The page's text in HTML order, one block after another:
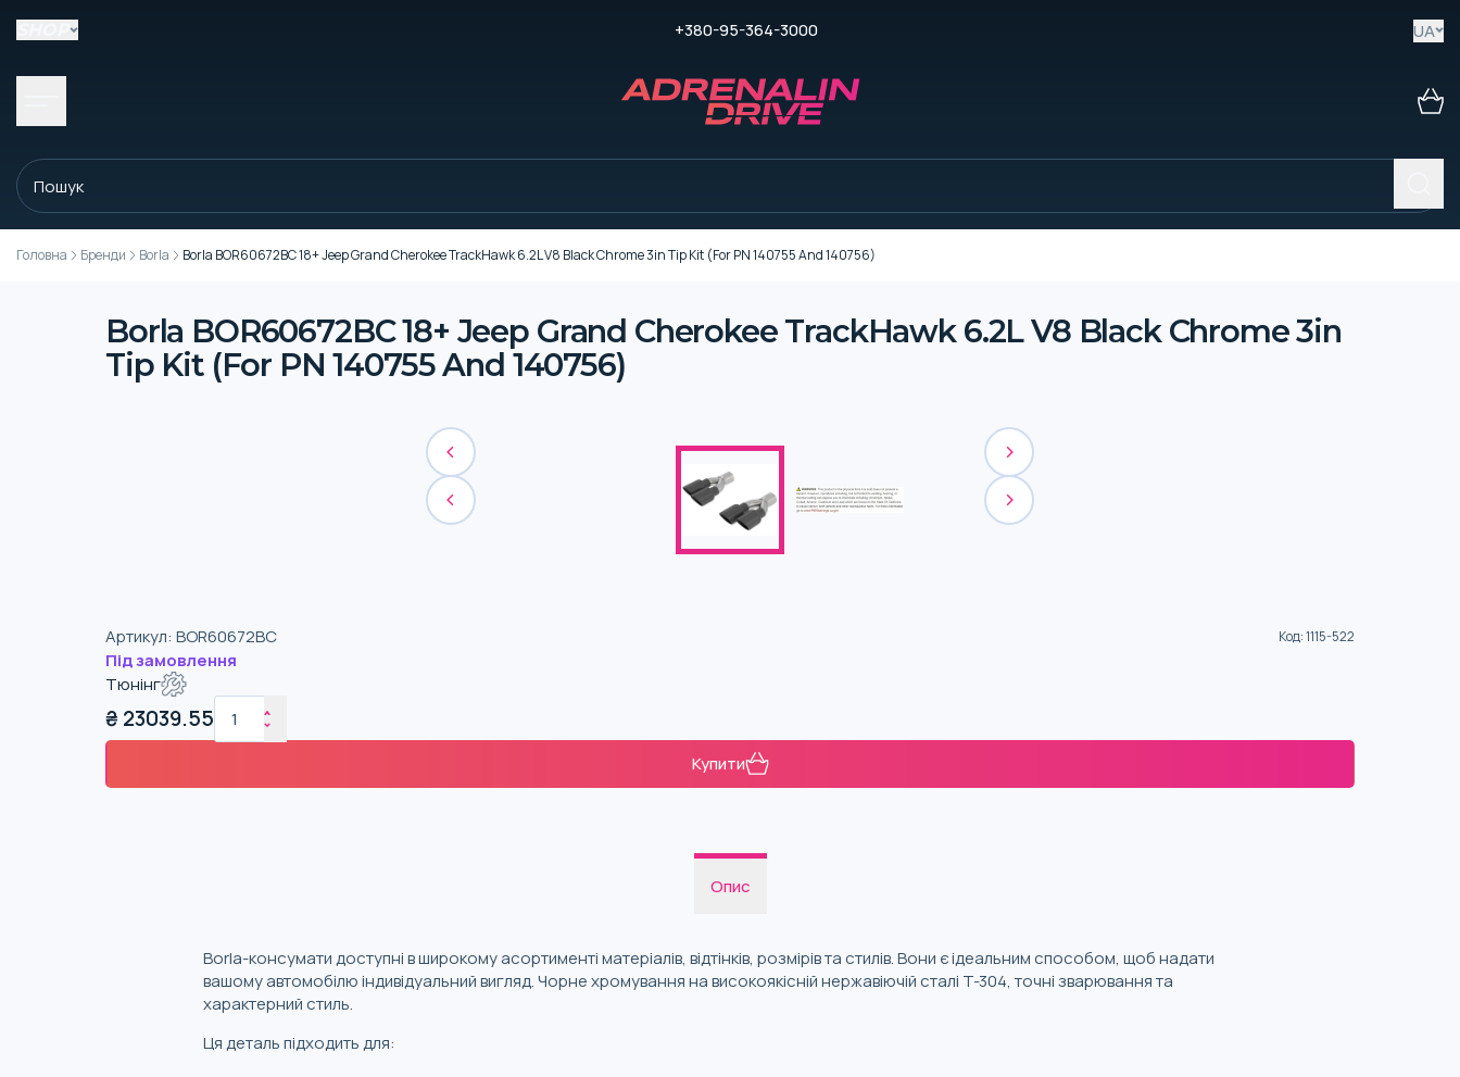
+380-95-364-3000 UA
Головна Бренди Borla Borla BOR60672BC 18+ Jeep Grand Cherokee TrackHawk 6.2L V8 Black Chrome 3in Tip Kit (For PN 140755 And 140756)
Borla BOR60672BC 18+ Jeep Grand Cherokee TrackHawk 6.2L V8 Black Chrome 3in
Tip Kit (For PN 140755 And 140756)
Артикул: BOR60672BC Код:1115-522
Під замовлення
Тюнінг
₴ 23039.55
Купити
Опис
Borla-консумати доступні в широкому асортименті матеріалів, відтінків, розмірів та стилів. Вони є ідеальним способом, щоб надати
вашому автомобілю індивідуальний вигляд. Чорне хромування на високоякісній нержавіючій сталі T-304, точні зварювання та
характерний стиль.
Ця деталь підходить для: